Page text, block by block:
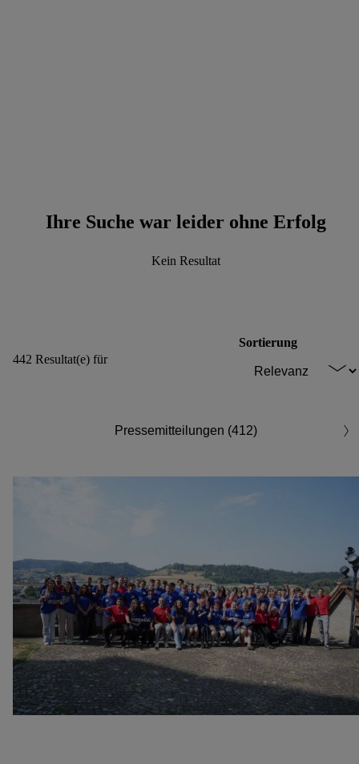
Ihre Suche war leider ohne Erfolg
Kein Resultat
442 Resultat(e) für
Sortierung
Pressemitteilungen (412)